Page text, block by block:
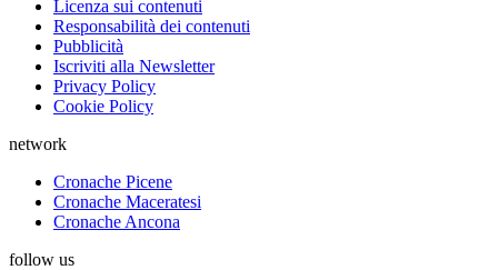
Licenza sui contenuti
Responsabilità dei contenuti
Pubblicità
Iscriviti alla Newsletter
Privacy Policy
Cookie Policy
network
Cronache Picene
Cronache Maceratesi
Cronache Ancona
follow us